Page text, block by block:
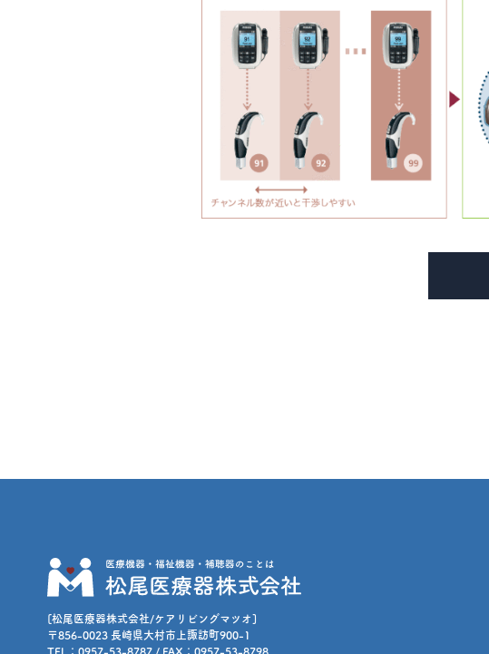
[松尾医療器株式会社/ケアリビングマツオ]
〒856-0023 長崎県大村市上諏訪町900-1
TEL：0957-53-8787 / FAX：0957-53-8798